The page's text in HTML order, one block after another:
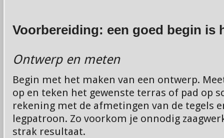
Voorbereiding: een goed begin is
Ontwerp en meten
Begin met het maken van een ontwerp.
op en teken het gewenste terras of pad op
rekening met de afmetingen van de tegels
legpatroon. Zo voorkom je onnodig
strak resultaat.